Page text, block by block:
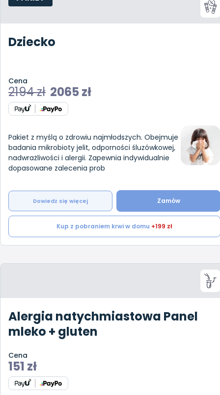
Dziecko
Cena
2194zł 2065 zł
Pakiet z myślą o zdrowiu najmłodszych. Obejmuje
badania mikrobioty jelit, odporności śluzówkowej,
nadwrażliwości i alergii. Zapewnia indywidualnie
dopasowane zalecenia prob
Dowiedz się więcej Zamów
Kup z pobraniem krwi w domu +199 zł
Alergia natychmiastowa Panel
mleko + gluten
Cena
151 zł